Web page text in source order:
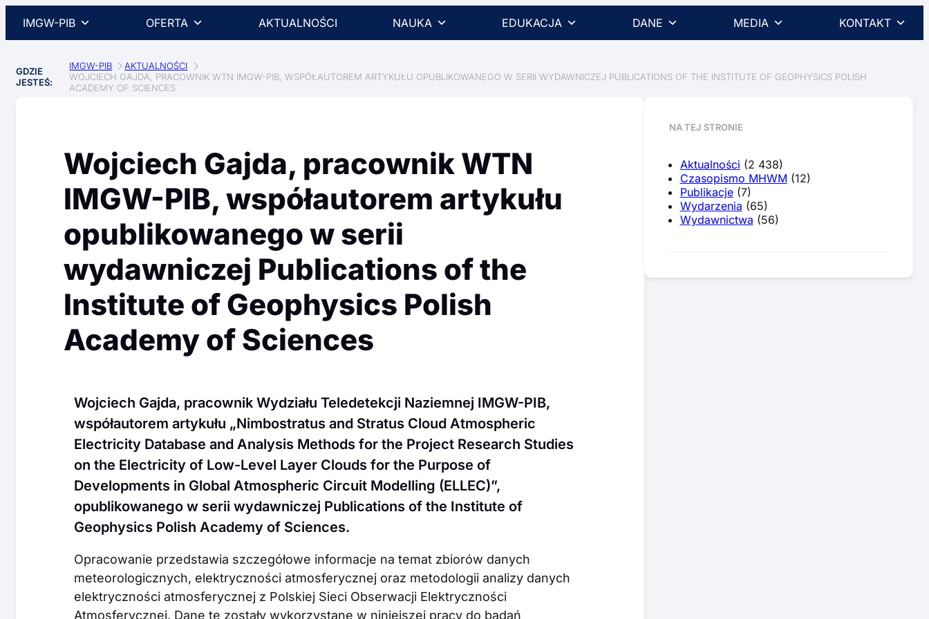
IMGW-PIB OFERTA AKTUALNOŚCI NAUKA EDUKACJA DANE MEDIA KONTAKT
GDZIE
JESTEŚ:
IMGW-PIB
AKTUALNOŚCI
WOJCIECH GAJDA, PRACOWNIK WTN IMGW-PIB, WSPÓŁAUTOREM ARTYKUŁU OPUBLIKOWANEGO W SERII WYDAWNICZEJ PUBLICATIONS OF THE INSTITUTE OF GEOPHYSICS POLISH
ACADEMY OF SCIENCES
Wojciech Gajda, pracownik WTN
IMGW-PIB, współautorem artykułu
opublikowanego w serii
wydawniczej Publications of the
Institute of Geophysics Polish
Academy of Sciences
Wojciech Gajda, pracownik Wydziału Teledetekcji Naziemnej IMGW-PIB,
współautorem artykułu „Nimbostratus and Stratus Cloud Atmospheric
Electricity Database and Analysis Methods for the Project Research Studies
on the Electricity of Low-Level Layer Clouds for the Purpose of
Developments in Global Atmospheric Circuit Modelling (ELLEC)”,
opublikowanego w serii wydawniczej Publications of the Institute of
Geophysics Polish Academy of Sciences.
Opracowanie przedstawia szczegółowe informacje na temat zbiorów danych
meteorologicznych, elektryczności atmosferycznej oraz metodologii analizy danych
elektryczności atmosferycznej z Polskiej Sieci Obserwacji Elektryczności
Atmosferycznej. Dane te zostały wykorzystane w niniejszej pracy do badań
NA TEJ STRONIE
Aktualności (2 438)
Czasopismo MHWM (12)
Publikacje(7)
Wydarzenia (65)
Wydawnictwa (56)